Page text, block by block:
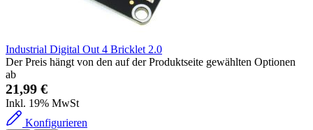
Industrial Digital Out 4 Bricklet 2.0
Der Preis hängt von den auf der Produktseite gewählten Optionen
ab
21,99 €
Inkl. 19% MwSt
Konfigurieren